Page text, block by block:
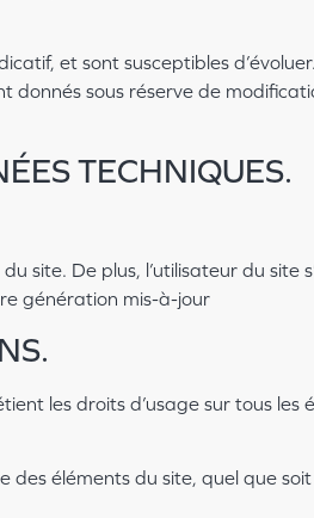
et sont susceptibles
donnés sous réserve de
TECHNIQUES.
site. De plus, l’utilisateur du site
génération mis-à-jour
les droits d’usage sur tous les
éléments du site, quel que